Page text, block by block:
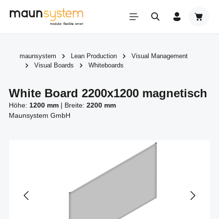
Zum Hauptinhalt springen
maunsystem Lean Production
Visual Management
Visual Boards
Whiteboards
White Board 2200x1200 magnetisch
Höhe: 1200 mm | Breite: 2200 mm
Maunsystem GmbH